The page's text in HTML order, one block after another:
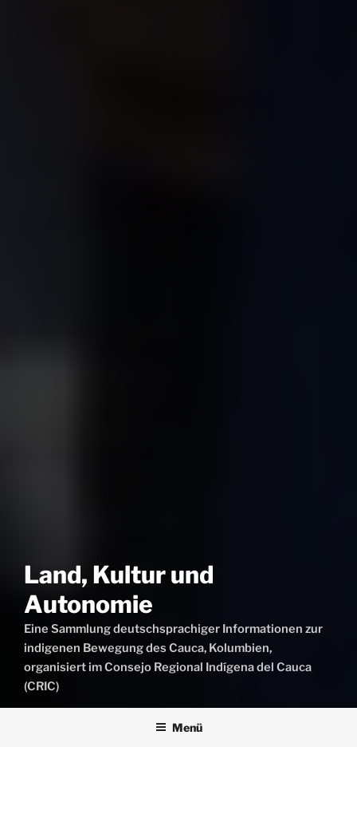
Land, Kultur und
Autonomie
Eine Sammlung deutschsprachiger Informationen zur
indigenen Bewegung des Cauca, Kolumbien,
organisiert im Consejo Regional Indígena del Cauca
(CRIC)
Menü